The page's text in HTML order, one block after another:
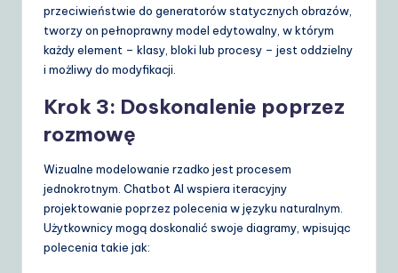
przeciwieństwie do generatorów statycznych obrazów,
tworzy on pełnoprawny model edytowalny, w którym
każdy element – klasy, bloki lub procesy – jest oddzielny
i możliwy do modyfikacji.
Krok 3: Doskonalenie poprzez
rozmowę
Wizualne modelowanie rzadko jest procesem
jednokrotnym. Chatbot AI wspiera iteracyjny
projektowanie poprzez polecenia w języku naturalnym.
Użytkownicy mogą doskonalić swoje diagramy, wpisując
polecenia takie jak: